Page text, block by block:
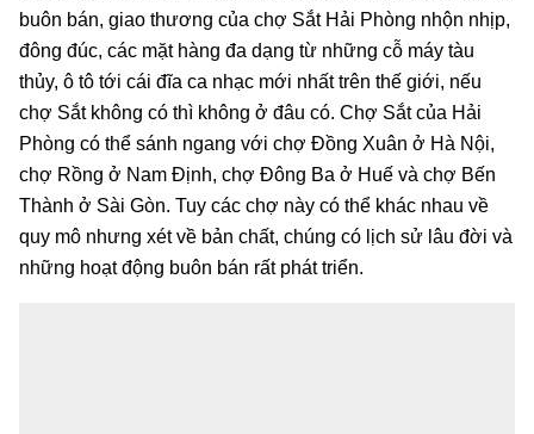
buôn bán, giao thương của chợ Sắt Hải Phòng nhộn nhịp,
đông đúc, các mặt hàng đa dạng từ những cỗ máy tàu
thủy, ô tô tới cái đĩa ca nhạc mới nhất trên thế giới, nếu
chợ Sắt không có thì không ở đâu có. Chợ Sắt của Hải
Phòng có thể sánh ngang với chợ Đồng Xuân ở Hà Nội,
chợ Rồng ở Nam Định, chợ Đông Ba ở Huế và chợ Bến
Thành ở Sài Gòn. Tuy các chợ này có thể khác nhau về
quy mô nhưng xét về bản chất, chúng có lịch sử lâu đời và
những hoạt động buôn bán rất phát triển.